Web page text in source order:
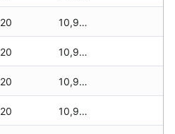
20 10,940 zł
20 10,940 zł
20 10,930 zł
20 10,930 zł